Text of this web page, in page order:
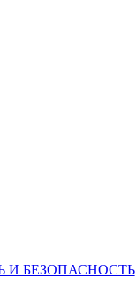
И БЕЗОПАСНОСТЬ